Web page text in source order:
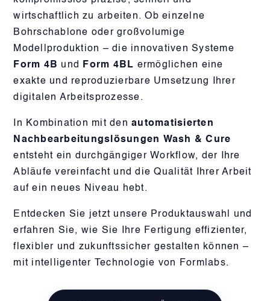
wirtschaftlich zu arbeiten. Ob einzelne
Bohrschablone oder großvolumige
Modellproduktion – die innovativen Systeme
Form 4B und Form 4BL ermöglichen eine
exakte und reproduzierbare Umsetzung Ihrer
digitalen Arbeitsprozesse.
In Kombination mit denautomatisierten
Nachbearbeitungslösungen Wash & Cure
entsteht ein durchgängiger Workflow, der Ihre
Abläufe vereinfacht und die Qualität Ihrer Arbeit
auf ein neues Niveau hebt.
Entdecken Sie jetzt unsere Produktauswahl und
erfahren Sie, wie Sie Ihre Fertigung effizienter,
flexibler und zukunftssicher gestalten können –
mit intelligenter Technologie von Formlabs.